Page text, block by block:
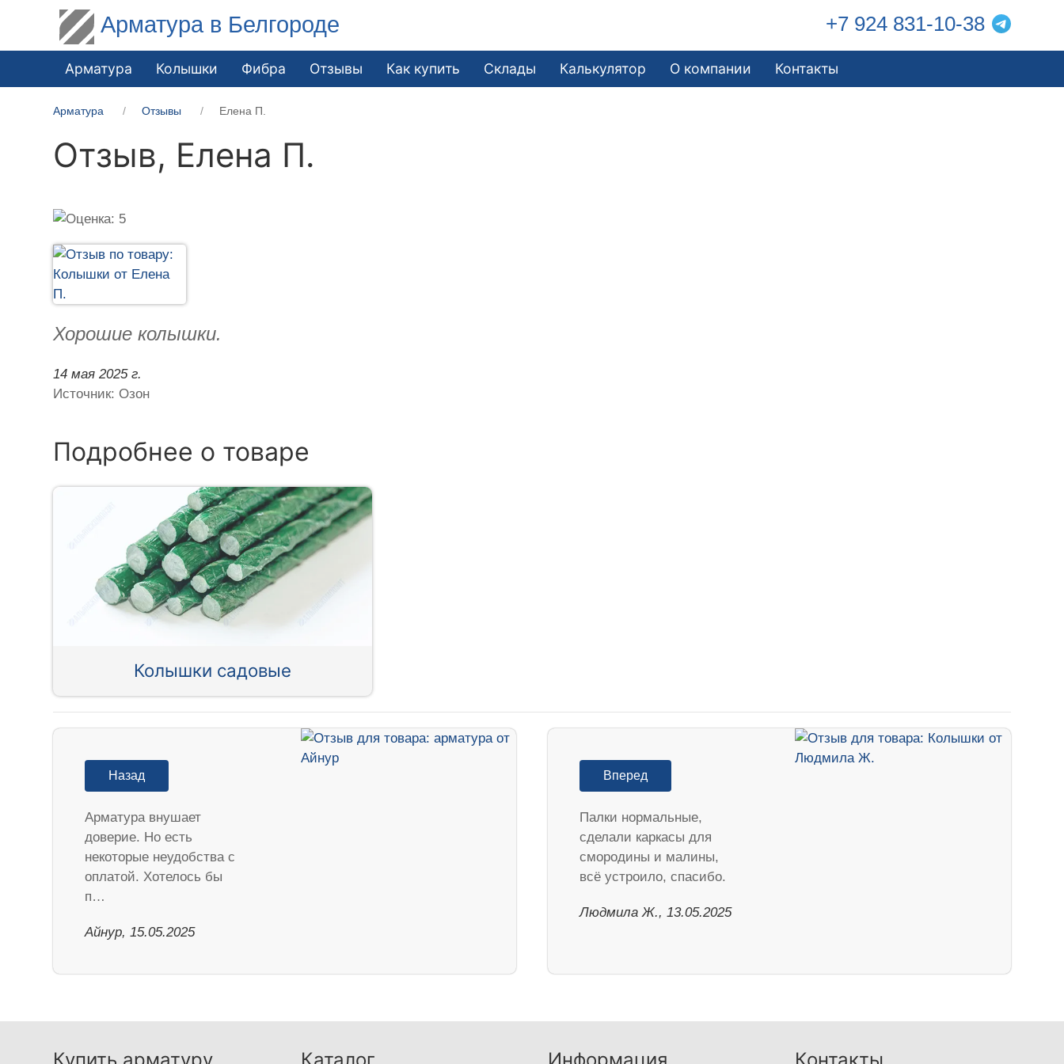
Арматура в Белгороде +7 924 831-10-38
Арматура Колышки Фибра Отзывы Как купить Склады Калькулятор О компании Контакты
Арматура Отзывы Елена П.
Отзыв, Елена П.
Хорошие колышки.
14 мая 2025 г.
Источник: Озон
Подробнее о товаре
Колышки садовые
Назад
Арматура внушает
доверие. Но есть
некоторые неудобства с
оплатой. Хотелось бы
п…
Айнур, 15.05.2025
Вперед
Палки нормальные,
сделали каркасы для
смородины и малины,
всё устроило, спасибо.
Людмила Ж., 13.05.2025
Купить арматуру Каталог Информация Контакты